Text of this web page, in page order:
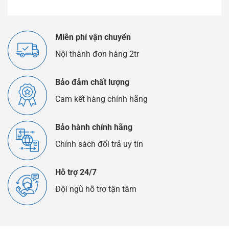
Miễn phí vận chuyển
Nội thành đơn hàng 2tr
Bảo đảm chất lượng
Cam kết hàng chính hãng
Bảo hành chính hãng
Chính sách đổi trả uy tín
Hỗ trợ 24/7
Đội ngũ hỗ trợ tận tâm